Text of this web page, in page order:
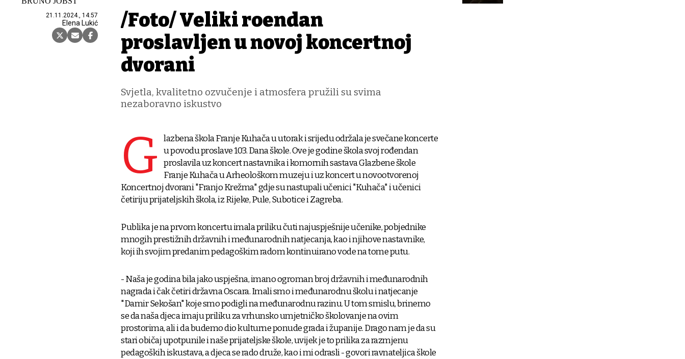
21.11.2024., 14:57
Elena Lukić
/Foto/ Veliki rođendan
proslavljen u novoj koncertnoj
dvorani
Svjetla, kvalitetno ozvučenje i atmosfera pružili su svima
nezaboravno iskustvo
G
lazbena škola Franje Kuhača u utorak i srijedu održala je svečane koncerte
u povodu proslave 103. Dana škole. Ove je godine škola svoj rođendan
proslavila uz koncert nastavnika i komornih sastava Glazbene škole
Franje Kuhača u Arheološkom muzeju i uz koncert u novootvorenoj
Koncertnoj dvorani "Franjo Krežma" gdje su nastupali učenici "Kuhača" i učenici
četiriju prijateljskih škola, iz Rijeke, Pule, Subotice i Zagreba.
Publika je na prvom koncertu imala priliku čuti najuspješnije učenike, pobjednike
mnogih prestižnih državnih i međunarodnih natjecanja, kao i njihove nastavnike,
koji ih svojim predanim pedagoškim radom kontinuirano vode na tome putu.
- Naša je godina bila jako uspješna, imano ogroman broj državnih i međunarodnih
nagrada i čak četiri državna Oscara. Imali smo i međunarodnu školu i natjecanje
"Damir Sekošan" koje smo podigli na međunarodnu razinu. U tom smislu, brinemo
se da naša djeca imaju priliku za vrhunsko umjetničko školovanje na ovim
prostorima, ali i da budemo dio kulturne ponude grada i županije. Drago nam je da su
stari običaj upotpunile i naše prijateljske škole, uvijek je to prilika za razmjenu
pedagoških iskustava, a djeca se rado druže, kao i mi odrasli - govori ravnateljica škole